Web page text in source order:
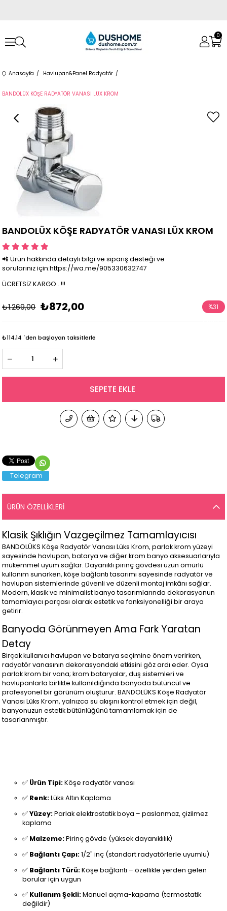
0
Anasayfa Havlupan&Panel Radyatör
BANDOLÜX KÖŞE RADYATÖR VANASI LÜX KROM
BANDOLÜX KÖŞE RADYATÖR VANASI LÜX KROM
📲 Ürün hakkında detaylı bilgi ve sipariş desteği ve
sorularınız için:https://wa.me/905330632747
ÜCRETSİZ KARGO...!!!
₺1.269,00 ₺872,00 %31
İndirim
₺114,14 `den başlayan taksitlerle
Telegram
ÜRÜN ÖZELLIKLERI
Klasik Şıklığın Vazgeçilmez Tamamlayıcısı
BANDOLÜKS Köşe Radyatör Vanası Lüks Krom, parlak krom yüzeyi
sayesinde havlupan, batarya ve diğer krom banyo aksesuarlarıyla
mükemmel uyum sağlar. Dayanıklı pirinç gövdesi uzun ömürlü
kullanım sunarken, köşe bağlantı tasarımı sayesinde radyatör ve
havlupan sistemlerinde güvenli ve düzenli montaj imkânı sağlar.
Modern, klasik ve minimalist banyo tasarımlarında dekorasyonun
tamamlayıcı parçası olarak estetik ve fonksiyonelliği bir araya
getirir.
Banyoda Görünmeyen Ama Fark Yaratan
Detay
Birçok kullanıcı havlupan ve batarya seçimine önem verirken,
radyatör vanasının dekorasyondaki etkisini göz ardı eder. Oysa
parlak krom bir vana; krom bataryalar, duş sistemleri ve
havlupanlarla birlikte kullanıldığında banyoda bütüncül ve
profesyonel bir görünüm oluşturur. BANDOLÜKS Köşe Radyatör
Vanası Lüks Krom, yalnızca su akışını kontrol etmek için değil,
banyonuzun estetik bütünlüğünü tamamlamak için de
tasarlanmıştır.
✅ Ürün Tipi:Köşe radyatör vanası
✅ Renk:Lüks Altın Kaplama
✅Yüzey:Parlak elektrostatik boya – paslanmaz, çizilmez
kaplama
✅ Malzeme:Pirinç gövde (yüksek dayanıklılık)
✅ Bağlantı Çapı:1/2" inç (standart radyatörlerle uyumlu)
✅ Bağlantı Türü:Köşe bağlantı – özellikle yerden gelen
borular için uygun
✅ Kullanım Şekli:Manuel açma-kapama (termostatik
değildir)